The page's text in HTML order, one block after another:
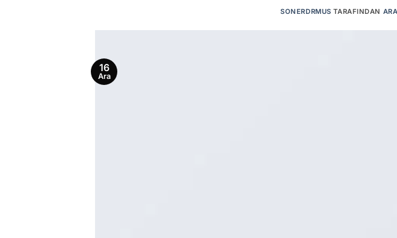
SONERDRMUS TARAFINDAN
16
Ara